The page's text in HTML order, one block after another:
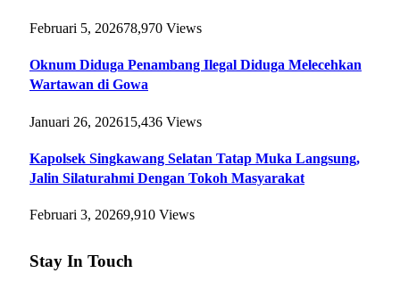
Februari 5, 202678,970 Views
Oknum Diduga Penambang Ilegal Diduga Melecehkan
Wartawan di Gowa
Januari 26, 202615,436 Views
Kapolsek Singkawang Selatan Tatap Muka Langsung,
Jalin Silaturahmi Dengan Tokoh Masyarakat
Februari 3, 20269,910 Views
Stay In Touch